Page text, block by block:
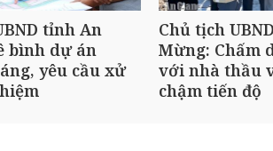
tỉnh An
bình dự án
yêu cầu xử
Chủ tịch
Mừng: Chấm
với nhà thầu
chậm tiến độ